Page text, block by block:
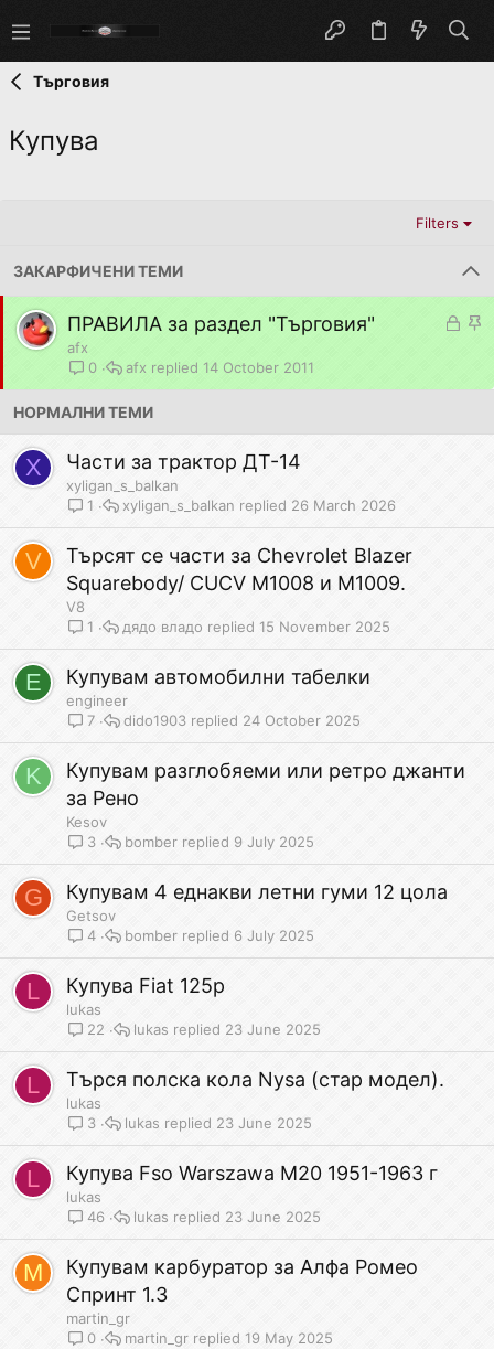
Търговия
Купува
Filters
ЗАКАРФИЧЕНИ ТЕМИ
L
k
S
c
ПРАВИЛА за раздел "Търговия"
afx
0
14 October 2011
afx
НОРМАЛНИ ТЕМИ
X Части за трактор ДТ-14
xyligan_s_balkan
1
26 March 2026
xyligan_s_balkan
V
Търсят се части за Chevrolet Blazer
Squarebody/ CUCV M1008 и M1009.
V8
1
15 November 2025
дядо владо
E Купувам автомобилни табелки
engineer
7
24 October 2025
dido1903
K
Купувам разглобяеми или ретро джанти
за Рено
Kesov
3
9 July 2025
bomber
G Купувам 4 еднакви летни гуми 12 цола
Getsov
4
6 July 2025
bomber
L Купува Fiat 125p
lukas
22
23 June 2025
lukas
L Tърся полска кола Nysa (стар модел).
lukas
3
23 June 2025
lukas
L Купува Fso Warszawa M20 1951-1963 г
lukas
46
23 June 2025
lukas
M
Купувам карбуратор за Алфа Ромео
Спринт 1.3
martin_gr
0
19 May 2025
martin_gr